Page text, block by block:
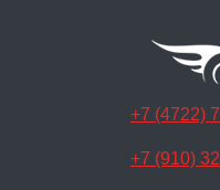
+7 (4722)
+7 (910)